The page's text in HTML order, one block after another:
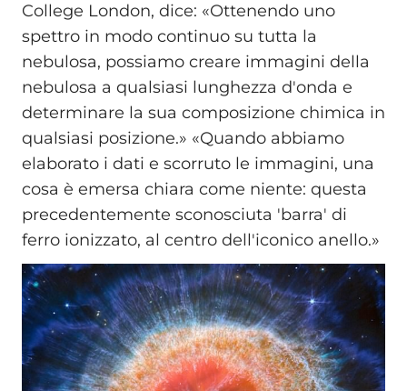
College London, dice: «Ottenendo uno
spettro in modo continuo su tutta la
nebulosa, possiamo creare immagini della
nebulosa a qualsiasi lunghezza d'onda e
determinare la sua composizione chimica in
qualsiasi posizione.» «Quando abbiamo
elaborato i dati e scorruto le immagini, una
cosa è emersa chiara come niente: questa
precedentemente sconosciuta 'barra' di
ferro ionizzato, al centro dell'iconico anello.»